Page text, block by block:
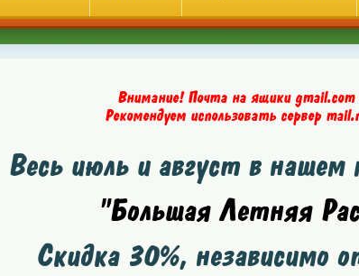
Внимание! Почта на ящики gmail.com
Рекомендуем использовать сервер
Весь июль и август в нашем
"Большая Летняя
Скидка 30%, независимо